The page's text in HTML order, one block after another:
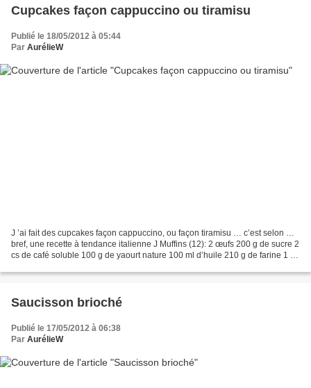
Cupcakes façon cappuccino ou tiramisu
Publié le 18/05/2012 à 05:44
Par AurélieW
J ’ai fait des cupcakes façon cappuccino, ou façon tiramisu … c’est selon …
bref, une recette à tendance italienne J Muffins (12): 2 œufs 200 g de sucre 2
cs de café soluble 100 g de yaourt nature 100 ml d’huile 210 g de farine 1 cc
Saucisson brioché
Publié le 17/05/2012 à 06:38
Par AurélieW